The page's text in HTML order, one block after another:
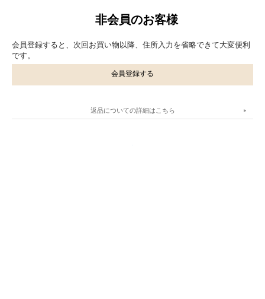
非会員のお客様
会員登録すると、次回お買い物以降、住所入力を省略できて大変便利
です。
会員登録する
返品についての詳細はこちら